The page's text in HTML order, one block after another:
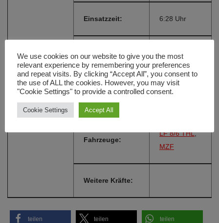
Einsatzzeit: 6:28 Uhr
Einsatzort:
Frauenforst,
Irlbrunn
Fahrzeuge:
LF 8/6 THL,
MZF
Weitere Kräfte:
teilen teilen teilen
We use cookies on our website to give you the most
relevant experience by remembering your preferences
and repeat visits. By clicking “Accept All”, you consent to
the use of ALL the cookies. However, you may visit
"Cookie Settings" to provide a controlled consent.
Cookie Settings Accept All